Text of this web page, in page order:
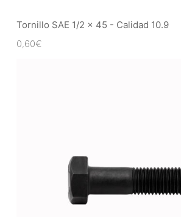
Tornillo SAE 1/2 x 45 - Calidad 10.9
0,60€